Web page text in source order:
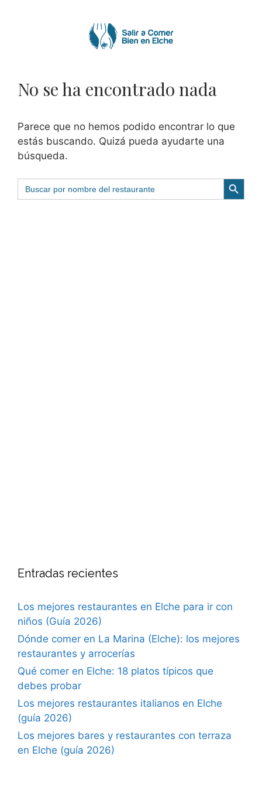
No se ha encontrado nada
Parece que no hemos podido encontrar lo que
estás buscando. Quizá pueda ayudarte una
búsqueda.
Buscar: Botón de
Entradas recientes
Los mejores restaurantes en Elche para ir con
niños (Guía 2026)
Dónde comer en La Marina (Elche): los mejores
restaurantes y arrocerías
Qué comer en Elche: 18 platos típicos que
debes probar
Los mejores restaurantes italianos en Elche
(guía 2026)
Los mejores bares y restaurantes con terraza
en Elche (guía 2026)